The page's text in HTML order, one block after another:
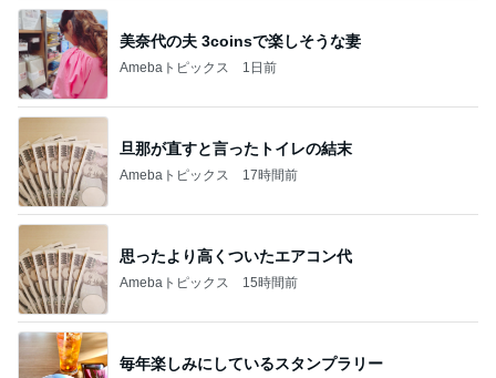
美奈代の夫 3coinsで楽しそうな妻
Amebaトピックス 1日前
旦那が直すと言ったトイレの結末
Amebaトピックス 17時間前
思ったより高くついたエアコン代
Amebaトピックス 15時間前
毎年楽しみにしているスタンプラリー